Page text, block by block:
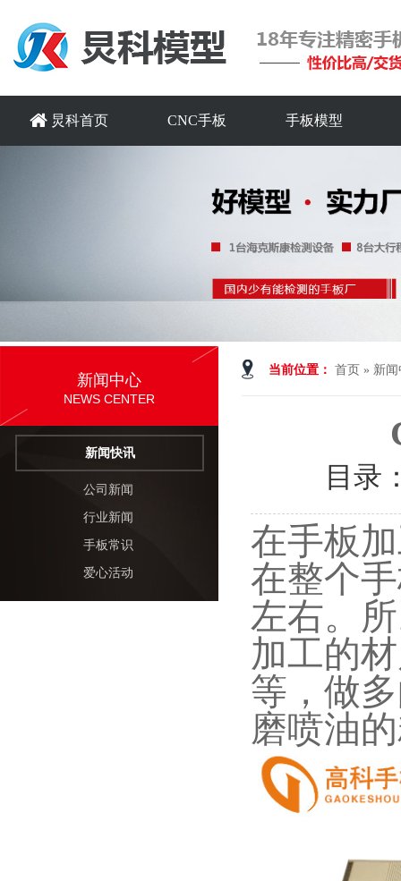
炅科首页 CNC手板 手板模型
当前位置： 首页 » 新
目录
在手板
在整个
左右。
加工的
等，做
磨喷油
新闻中心
NEWS CENTER
新闻快讯
公司新闻
行业新闻
手板常识
爱心活动